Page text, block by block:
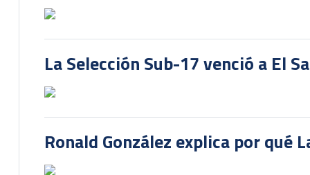
La Selección Sub-17 venció a El
Ronald González explica por qué